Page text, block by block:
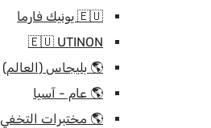
🇪🇺 يونيك فارما
🇪🇺 UTINON
🌎 بليجاس (العالم)
🌎 عام - آسيا
🌎 مختبرات التخفي